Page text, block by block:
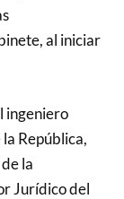
al iniciar
ingeniero
República,
la
Jurídico del